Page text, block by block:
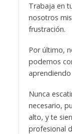
Trabaja en
nosotros
frustración.
Por último,
podemos
Nunca
necesario,
alto, y te
profesional